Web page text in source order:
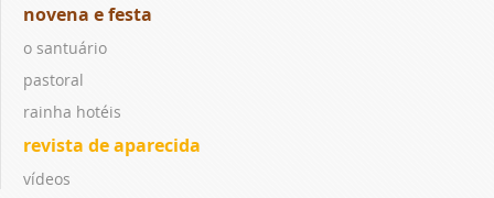
novena e festa
o santuário
pastoral
rainha hotéis
revista de aparecida
vídeos